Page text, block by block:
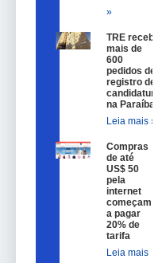
»
TRE recebe
mais de
600
pedidos de
registro de
candidatura
na Paraíba
Leia mais »
Compras
de até
US$ 50
pela
internet
começam
a pagar
20% de
tarifa
Leia mais